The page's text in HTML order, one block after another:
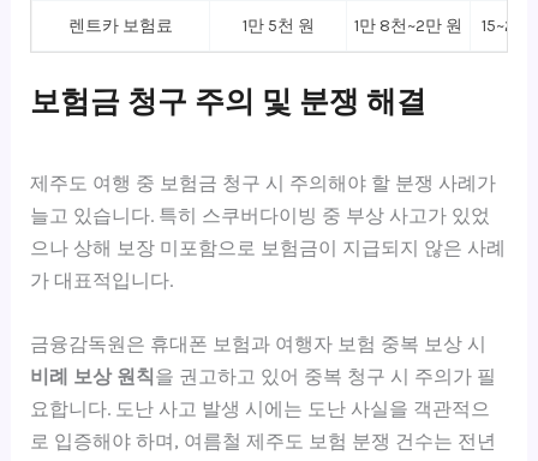
렌트카 보험료 1만 5천 원 1만 8천~2만 원 15~20%
보험금 청구 주의 및 분쟁 해결
제주도 여행 중 보험금 청구 시 주의해야 할 분쟁 사례가
늘고 있습니다. 특히 스쿠버다이빙 중 부상 사고가 있었
으나 상해 보장 미포함으로 보험금이 지급되지 않은 사례
가 대표적입니다.
금융감독원은 휴대폰 보험과 여행자 보험 중복 보상 시
비례 보상 원칙 을 권고하고 있어 중복 청구 시 주의가 필
요합니다. 도난 사고 발생 시에는 도난 사실을 객관적으
로 입증해야 하며, 여름철 제주도 보험 분쟁 건수는 전년